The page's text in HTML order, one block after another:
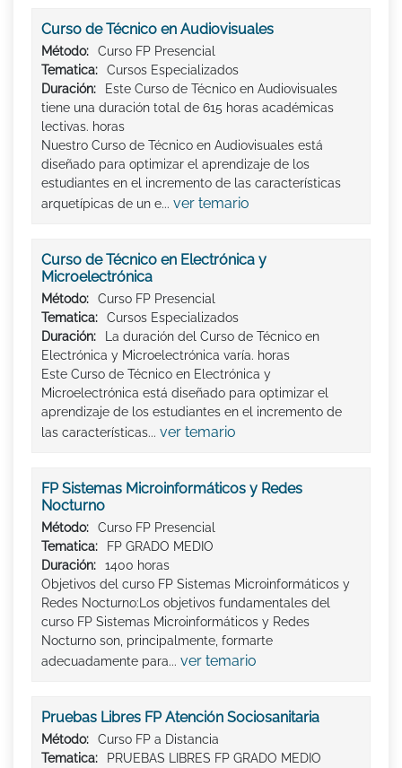
Curso de Técnico en Audiovisuales
Método:
Curso FP Presencial
Tematica:
Cursos Especializados
Duración:
Este Curso de Técnico en Audiovisuales
tiene una duración total de 615 horas académicas
lectivas. horas
Nuestro Curso de Técnico en Audiovisuales está
diseñado para optimizar el aprendizaje de los
estudiantes en el incremento de las características
arquetípicas de un e... ver temario
Curso de Técnico en Electrónica y
Microelectrónica
Método:
Curso FP Presencial
Tematica:
Cursos Especializados
Duración:
La duración del Curso de Técnico en
Electrónica y Microelectrónica varía. horas
Este Curso de Técnico en Electrónica y
Microelectrónica está diseñado para optimizar el
aprendizaje de los estudiantes en el incremento de
las características... ver temario
FP Sistemas Microinformáticos y Redes
Nocturno
Método:
Curso FP Presencial
Tematica:
FP GRADO MEDIO
Duración:
1400 horas
Objetivos del curso FP Sistemas Microinformáticos y
Redes Nocturno:Los objetivos fundamentales del
curso FP Sistemas Microinformáticos y Redes
Nocturno son, principalmente, formarte
adecuadamente para... ver temario
Pruebas Libres FP Atención Sociosanitaria
Método:
Curso FP a Distancia
Tematica:
PRUEBAS LIBRES FP GRADO MEDIO